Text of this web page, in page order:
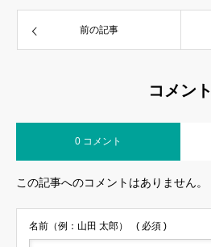
前の記事
コメント
0 コメント
この記事へのコメントはありません。
名前（例：山田 太郎） ( 必須 )